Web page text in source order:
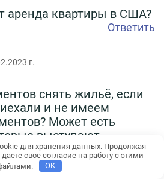
аренда квартиры в США?
Ответить
г.
снять жильё, если
и не имеем
Может есть
выступают
мигрантов при аренде?
для хранения данных. Продолжая
свое согласие на работу с этими
OK